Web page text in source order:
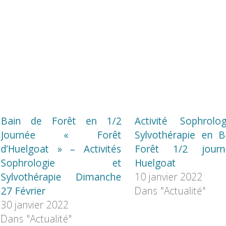
Bain de Forêt en 1/2
Journée « Forêt
d’Huelgoat » – Activités
Sophrologie et
Sylvothérapie Dimanche
27 Février
30 janvier 2022
Dans "Actualité"
Activité
Sylvothérapie en
Forêt 1/2
Huelgoat
10 janvier 2022
Dans "Actualité"